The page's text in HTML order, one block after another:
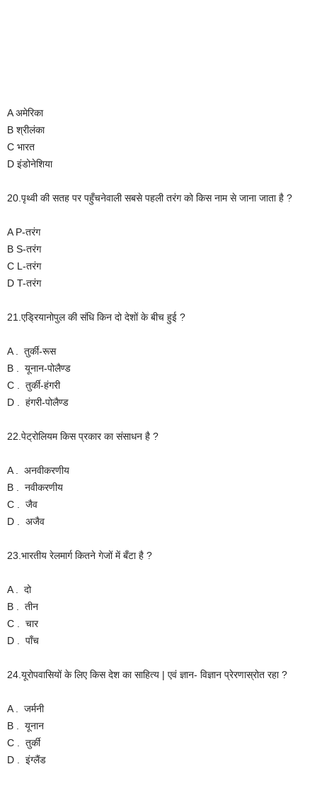
A अमेरिका
B श्रीलंका
C भारत
D इंडोनेशिया
20.पृथ्वी की सतह पर पहुँचनेवाली सबसे पहली तरंग को किस नाम से जाना जाता है ?
A P-तरंग
B S-तरंग
C L-तरंग
D T-तरंग
21.एड्रियानोपुल की संधि किन दो देशों के बीच हुई ?
A . तुर्की-रूस
B . यूनान-पोलैण्ड
C . तुर्की-हंगरी
D . हंगरी-पोलैण्ड
22.पेट्रोलियम किस प्रकार का संसाधन है ?
A . अनवीकरणीय
B . नवीकरणीय
C . जैव
D . अजैव
23.भारतीय रेलमार्ग कितने गेजों में बँटा है ?
A . दो
B . तीन
C . चार
D . पाँच
24.यूरोपवासियों के लिए किस देश का साहित्य | एवं ज्ञान- विज्ञान प्रेरणास्रोत रहा ?
A . जर्मनी
B . यूनान
C . तुर्की
D . इंग्लैंड